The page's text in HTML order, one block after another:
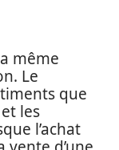
même
Le
que
les
l’achat